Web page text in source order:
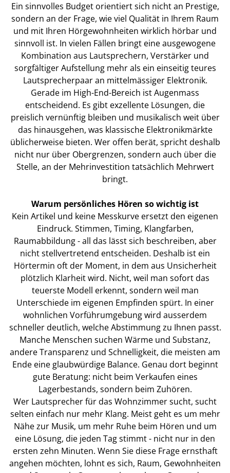
Ein sinnvolles Budget orientiert sich nicht an Prestige,
sondern an der Frage, wie viel Qualität in Ihrem Raum
und mit Ihren Hörgewohnheiten wirklich hörbar und
sinnvoll ist. In vielen Fällen bringt eine ausgewogene
Kombination aus Lautsprechern, Verstärker und
sorgfältiger Aufstellung mehr als ein einseitig teures
Lautsprecherpaar an mittelmässiger Elektronik.
Gerade im High-End-Bereich ist Augenmass
entscheidend. Es gibt exzellente Lösungen, die
preislich vernünftig bleiben und musikalisch weit über
das hinausgehen, was klassische Elektronikmärkte
üblicherweise bieten. Wer offen berät, spricht deshalb
nicht nur über Obergrenzen, sondern auch über die
Stelle, an der Mehrinvestition tatsächlich Mehrwert
bringt.
Warum persönliches Hören so wichtig ist
Kein Artikel und keine Messkurve ersetzt den eigenen
Eindruck. Stimmen, Timing, Klangfarben,
Raumabbildung - all das lässt sich beschreiben, aber
nicht stellvertretend entscheiden. Deshalb ist ein
Hörtermin oft der Moment, in dem aus Unsicherheit
plötzlich Klarheit wird. Nicht, weil man sofort das
teuerste Modell erkennt, sondern weil man
Unterschiede im eigenen Empfinden spürt. In einer
wohnlichen Vorführumgebung wird ausserdem
schneller deutlich, welche Abstimmung zu Ihnen passt.
Manche Menschen suchen Wärme und Substanz,
andere Transparenz und Schnelligkeit, die meisten am
Ende eine glaubwürdige Balance. Genau dort beginnt
gute Beratung: nicht beim Verkaufen eines
Lagerbestands, sondern beim Zuhören.
Wer Lautsprecher für das Wohnzimmer sucht, sucht
selten einfach nur mehr Klang. Meist geht es um mehr
Nähe zur Musik, um mehr Ruhe beim Hören und um
eine Lösung, die jeden Tag stimmt - nicht nur in den
ersten zehn Minuten. Wenn Sie diese Frage ernsthaft
angehen möchten, lohnt es sich, Raum, Gewohnheiten